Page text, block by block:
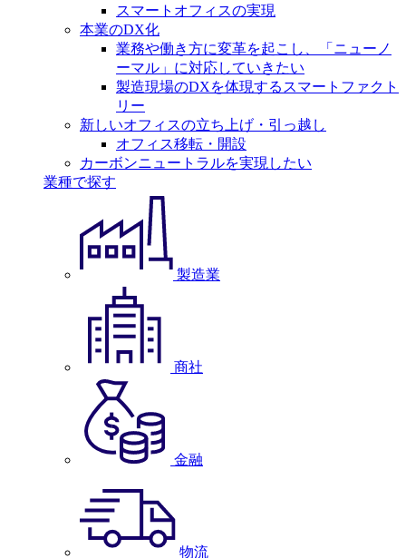
スマートオフィスの実現
本業のDX化
業務や働き方に変革を起こし、「ニューノ
ーマル」に対応していきたい
製造現場のDXを体現するスマートファクト
リー
新しいオフィスの立ち上げ・引っ越し
オフィス移転・開設
カーボンニュートラルを実現したい
業種で探す
製造業
商社
金融
物流